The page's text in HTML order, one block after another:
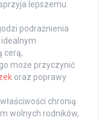
lepszemu
podrażnienia
cerą,
może przyczynić
oraz poprawy
chronią
wolnych rodników,